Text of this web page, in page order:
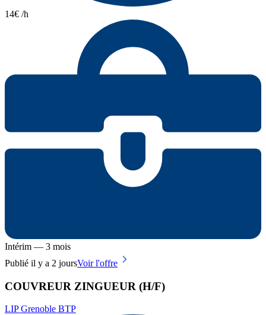
14€ /h
Intérim — 3 mois
Publié il y a 2 joursVoir l'offre
COUVREUR ZINGUEUR (H/F)
LIP Grenoble BTP